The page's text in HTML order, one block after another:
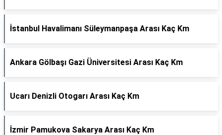
İstanbul Havalimanı Süleymanpaşa Arası Kaç Km
Ankara Gölbaşı Gazi Üniversitesi Arası Kaç Km
Ucarı Denizli Otogarı Arası Kaç Km
İzmir Pamukova Sakarya Arası Kaç Km